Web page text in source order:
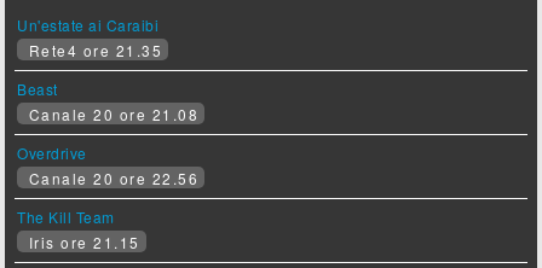
Un'estate ai Caraibi
Rete4 ore 21.35
Beast
Canale 20 ore 21.08
Overdrive
Canale 20 ore 22.56
The Kill Team
Iris ore 21.15